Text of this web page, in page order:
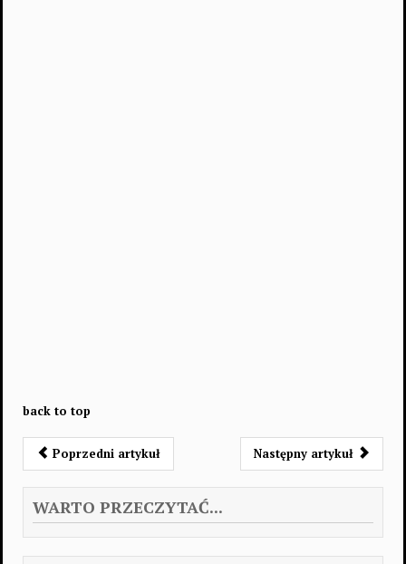
back to top
Poprzedni artykuł Następny artykuł
WARTO PRZECZYTAĆ...